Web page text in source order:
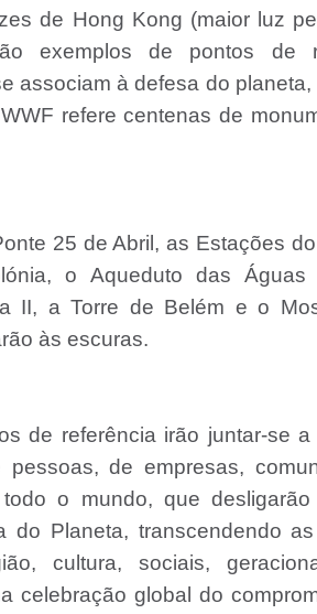
de Hong Kong (maior luz
exemplos de pontos de
associam à defesa do
refere centenas de
25 de Abril, as Estações
o Aqueduto das Águas
II, a Torre de Belém e o
às escuras.
de referência irão juntar-se
de empresas,
o mundo, que
do Planeta, transcendendo
cultura, sociais,
celebração global do